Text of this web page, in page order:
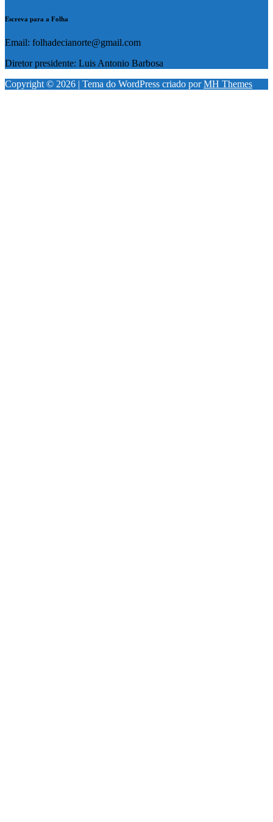
Escreva para a Folha
Email: folhadecianorte@gmail.com
Diretor presidente: Luis Antonio Barbosa
Copyright © 2026 | Tema do WordPress criado porMH Themes